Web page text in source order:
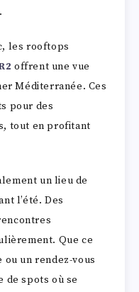
les rooftops
offrent une vue
Méditerranée. Ces
pour des
tout en profitant
un lieu de
l’été. Des
Que ce
un rendez-vous
spots où se